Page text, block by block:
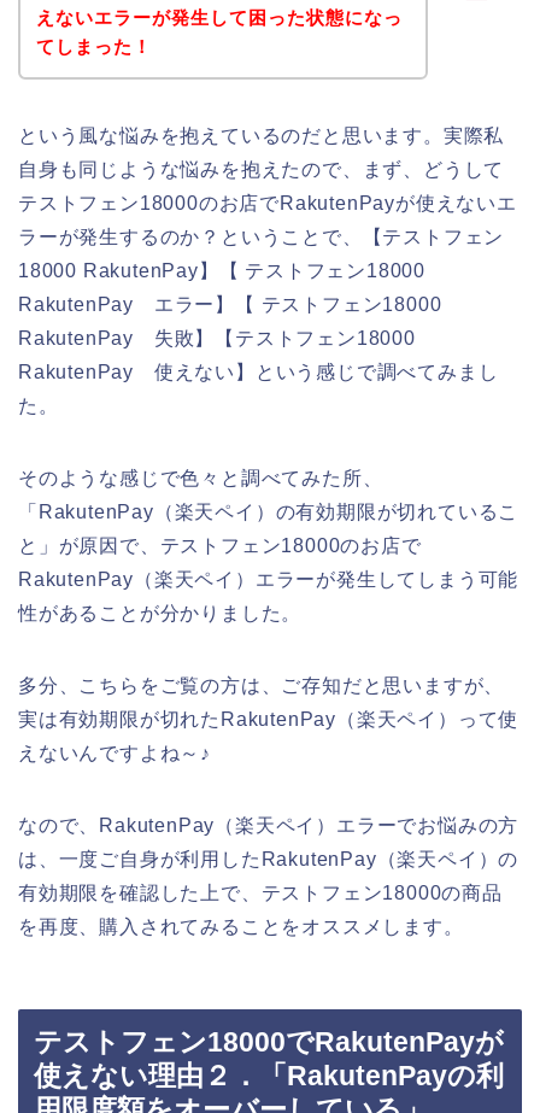
えないエラーが発生して困った状態になっ
てしまった！
という風な悩みを抱えているのだと思います。実際私
自身も同じような悩みを抱えたので、まず、どうして
テストフェン18000のお店でRakutenPayが使えないエ
ラーが発生するのか？ということで、【テストフェン
18000 RakutenPay】【 テストフェン18000
RakutenPay エラー】【 テストフェン18000
RakutenPay 失敗】【テストフェン18000
RakutenPay 使えない】という感じで調べてみまし
た。
そのような感じで色々と調べてみた所、
「RakutenPay（楽天ペイ）の有効期限が切れているこ
と」が原因で、テストフェン18000のお店で
RakutenPay（楽天ペイ）エラーが発生してしまう可能
性があることが分かりました。
多分、こちらをご覧の方は、ご存知だと思いますが、
実は有効期限が切れたRakutenPay（楽天ペイ）って使
えないんですよね～♪
なので、RakutenPay（楽天ペイ）エラーでお悩みの方
は、一度ご自身が利用したRakutenPay（楽天ペイ）の
有効期限を確認した上で、テストフェン18000の商品
を再度、購入されてみることをオススメします。
テストフェン18000でRakutenPayが
使えない理由２．「RakutenPayの利